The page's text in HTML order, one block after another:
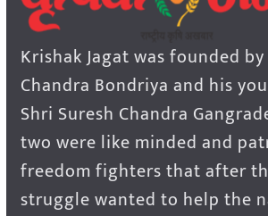
Krishak Jagat was founded
Chandra Bondriya and his
Shri Suresh Chandra
two were like minded and
freedom fighters that after
struggle wanted to help the